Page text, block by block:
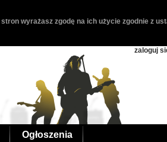
wyrażasz zgodę na ich użycie zgodnie z
zaloguj
Ogłoszenia